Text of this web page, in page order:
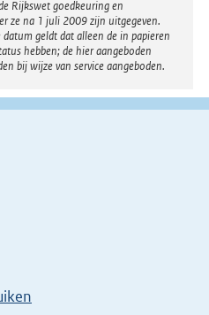
Rijkswet goedkeuring en
ze na 1 juli 2009 zijn uitgegeven.
geldt dat alleen de in papieren
hebben; de hier aangeboden
bij wijze van service aangeboden.